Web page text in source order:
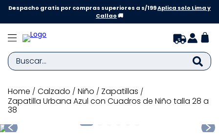
Despacho gratis por compras superiores a s/199Aplica solo Lima y
Callao🚚
Buscar...
calzado niño
zapatillas
Zapatilla Urbana Azul con Cuadros de Niño talla 28 a
38
TÉRMINOS MÁS BUSCADOS
1.
zapatillas niña
2.